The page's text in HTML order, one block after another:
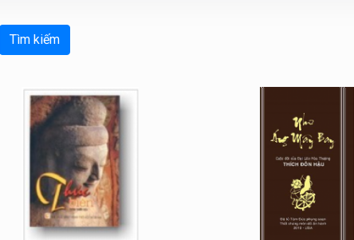
Tìm kiếm